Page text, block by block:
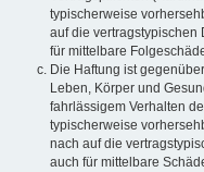
typischerweise
auf die vertragstypischen
für mittelbare
Die Haftung ist
Leben, Körper und
fahrlässigem Verhalten
typischerweise
nach auf die
auch für mittelbare